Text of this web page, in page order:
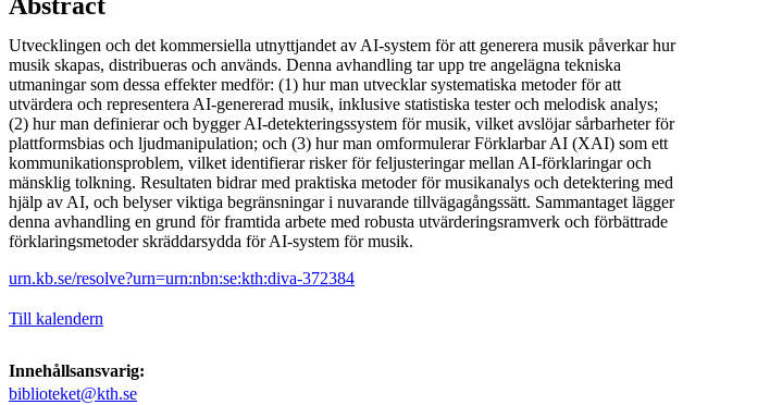
Utvecklingen och det kommersiella utnyttjandet av AI-system för att generera musik påverkar hur
musik skapas, distribueras och används. Denna avhandling tar upp tre angelägna tekniska
utmaningar som dessa effekter medför: (1) hur man utvecklar systematiska metoder för att
utvärdera och representera AI-genererad musik, inklusive statistiska tester och melodisk analys;
(2) hur man definierar och bygger AI-detekteringssystem för musik, vilket avslöjar sårbarheter för
plattformsbias och ljudmanipulation; och (3) hur man omformulerar Förklarbar AI (XAI) som ett
kommunikationsproblem, vilket identifierar risker för feljusteringar mellan AI-förklaringar och
mänsklig tolkning. Resultaten bidrar med praktiska metoder för musikanalys och detektering med
hjälp av AI, och belyser viktiga begränsningar i nuvarande tillvägagångssätt. Sammantaget lägger
denna avhandling en grund för framtida arbete med robusta utvärderingsramverk och förbättrade
förklaringsmetoder skräddarsydda för AI-system för musik.
urn.kb.se/resolve?urn=urn:nbn:se:kth:diva-372384
Till kalendern
Innehållsansvarig:
biblioteket@kth.se